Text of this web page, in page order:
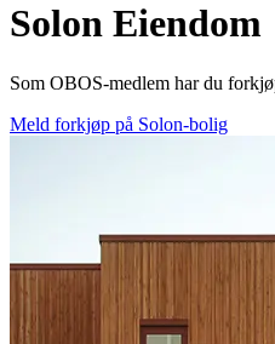
Solon Eiendom
Som OBOS-medlem har du
Meld forkjøp på Solon-bolig